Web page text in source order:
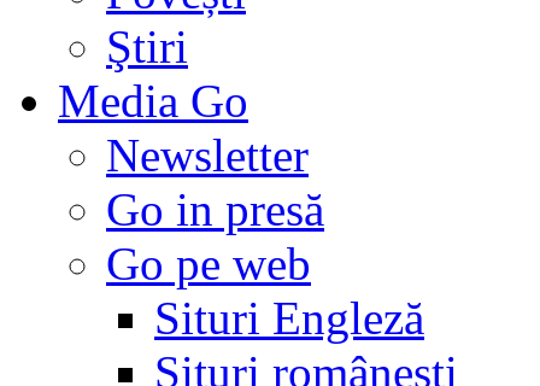
Ştiri
Media Go
Newsletter
Go in presă
Go pe web
Situri Engleză
Situri românești